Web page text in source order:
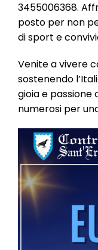
3455006368.
posto per non
di sport e
Venite a vivere
sostenendo
gioia e
numerosi per